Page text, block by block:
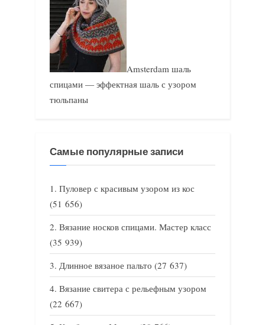
Amsterdam шаль
спицами — эффектная шаль с узором
тюльпаны
Самые популярные записи
Пуловер с красивым узором из кос
(51 656)
Вязание носков спицами. Мастер класс
(35 939)
Длинное вязаное пальто (27 637)
Вязание свитера с рельефным узором
(22 667)